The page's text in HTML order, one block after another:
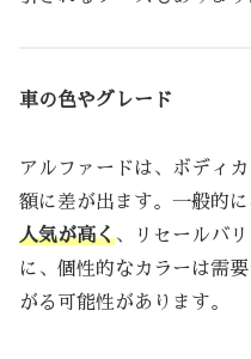
車の色やグレード
アルファードは、ボディ
額に差が出ます。一般的に
人気が高く、リセールバ
に、個性的なカラーは需
がる可能性があります。